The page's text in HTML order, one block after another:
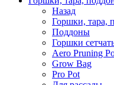
Назад
Горшки, тара,
Поддоны
Горшки
Aero Pruning
Grow Bag
Pro Pot